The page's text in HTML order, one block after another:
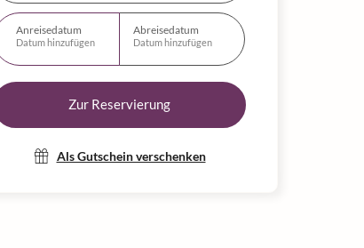
Anreisedatum
Datum hinzufügen
Abreisedatum
Datum hinzufügen
Zur Reservierung
Als Gutschein verschenken